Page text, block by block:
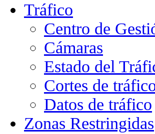
Tráfico
Centro de
Cámaras
Estado del
Cortes de
Datos de tráfico
Zonas Restringidas